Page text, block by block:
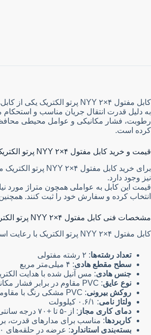
رطوبت، فشار مکانیکی و عوامل محیطی محافظت
کرده است.
قیمت و خرید کابل مفتول NYY ۲×۴ پرتو الکتریک
برای خرید کابل مفتول NYY ۲×۴ پرتو الکتریک می‌توانید از طریق وب‌سایت
نیز وجود دارد.
قیمت این کابل به عواملی همچون متراژ مورد
انتخاب کرده و سفارش خود را ثبت کنند.
مشخصات فنی کابل مفتول NYY ۲×۴ پرتو الکتریک
کابل مفتول NYY ۲×۴ پرتو الکتریک با رعایت استانداردهای لازم و استفاده از مواد اولیه مرغوب ساخته شده و دارای ویژگی‌های زیر است:
تعداد رشته‌ها: ۲ رشته مفتولی
سطح مقطع هادی: ۴ میلی‌متر مربع
جنس هادی: مس آنیل شده با هدایت
نوع عایق: PVC مقاوم در برابر فشار مکانیکی و شرایط محیطی
روکش بیرونی: PVC مشکی رنگ با مقاومت بالا در برابر عوامل محیطی
ولتاژ نامی: ۰.۶/۱ کیلوولت
دمای کاری مجاز : از -۵ تا +۷۰ درجه سانتی‌گراد در شرایط نصب ثابت
کاربردها: مناسب برای مدارهای قدرت،
بسته‌بندی استاندارد: عرضه در حلقه‌های ۱۰۰ متری با قابلیت فروش متری